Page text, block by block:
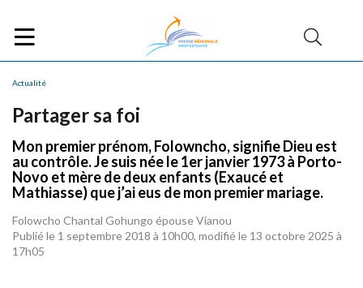
Actualité
Partager sa foi
Mon premier prénom, Folowncho, signifie Dieu est
au contrôle. Je suis née le 1er janvier 1973 à Porto-
Novo et mère de deux enfants (Exaucé et
Mathiasse) que j’ai eus de mon premier mariage.
Folowcho Chantal Gohungo épouse Vianou
Publié le 1 septembre 2018 à 10h00, modifié le 13 octobre 2025 à
17h05